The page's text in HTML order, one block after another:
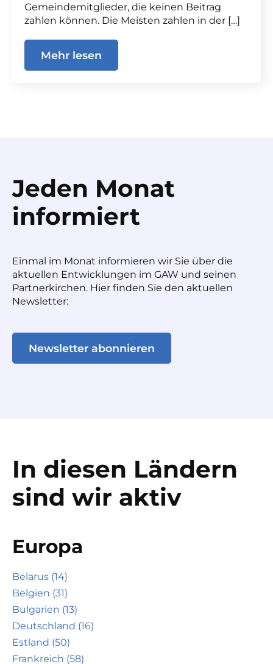
Gemeindemitglieder, die keinen Beitrag
zahlen können. Die Meisten zahlen in der […]
Mehr lesen
Jeden Monat
informiert
Einmal im Monat informieren wir Sie über die
aktuellen Entwicklungen im GAW und seinen
Partnerkirchen. Hier finden Sie den aktuellen
Newsletter:
Newsletter abonnieren
In diesen Ländern
sind wir aktiv
Europa
Belarus (14)
Belgien (31)
Bulgarien (13)
Deutschland (16)
Estland (50)
Frankreich (58)